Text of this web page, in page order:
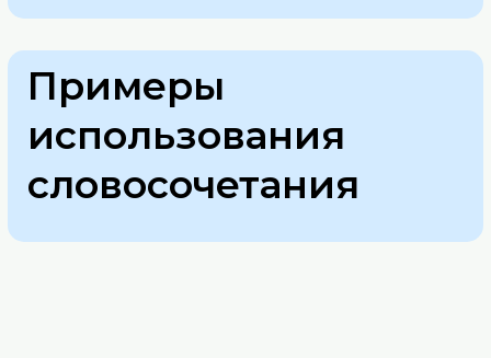
Примеры
использования
словосочетания